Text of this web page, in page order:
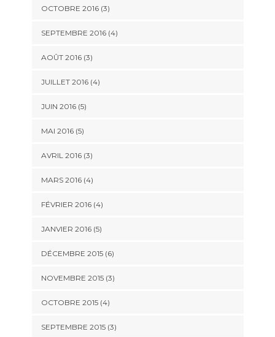
OCTOBRE 2016(3)
SEPTEMBRE 2016(4)
AOÛT 2016(3)
JUILLET 2016(4)
JUIN 2016(5)
MAI 2016(5)
AVRIL 2016(3)
MARS 2016(4)
FÉVRIER 2016(4)
JANVIER 2016(5)
DÉCEMBRE 2015(6)
NOVEMBRE 2015(3)
OCTOBRE 2015(4)
SEPTEMBRE 2015(3)